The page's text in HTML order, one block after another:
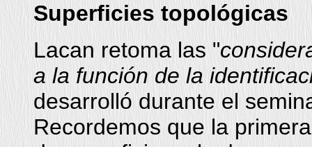
Superficiestopológicas
Lacan retoma las "
a la función de la
desarrolló durante el
Recordemos que la